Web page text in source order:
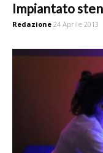
Impiantato
Redazione 24 Aprile 2013